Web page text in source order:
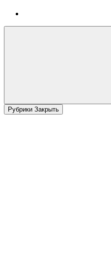
Рубрики Закрыть